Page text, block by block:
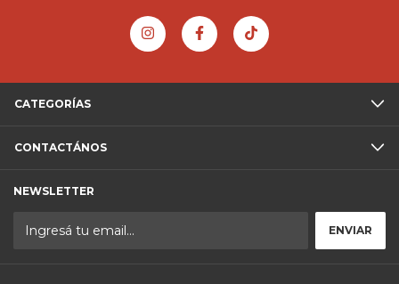
CATEGORÍAS
CONTACTÁNOS
NEWSLETTER